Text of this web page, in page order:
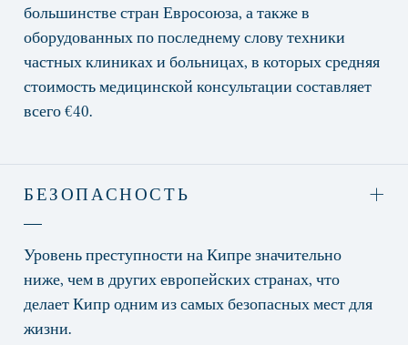
большинстве стран Евросоюза, а также в
оборудованных по последнему слову техники
частных клиниках и больницах, в которых средняя
стоимость медицинской консультации составляет
всего €40.
БЕЗОПАСНОСТЬ
Уровень преступности на Кипре значительно
ниже, чем в других европейских странах, что
делает Кипр одним из самых безопасных мест для
жизни.